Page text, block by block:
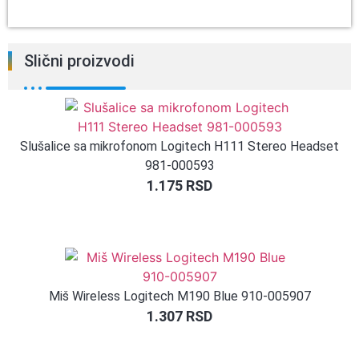
Slični proizvodi
Slušalice sa mikrofonom Logitech H111 Stereo Headset
981-000593
1.175 RSD
Miš Wireless Logitech M190 Blue 910-005907
1.307 RSD